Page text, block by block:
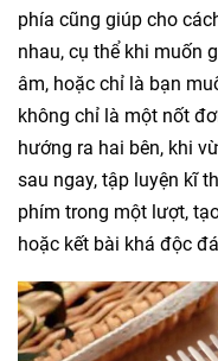
phía cũng giúp cho
nhau, cụ thể khi muốn
âm, hoặc chỉ là bạn
không chỉ là một nốt
hướng ra hai bên, khi
sau ngay, tập luyện kĩ
phím trong một lượt,
hoặc kết bài khá độc